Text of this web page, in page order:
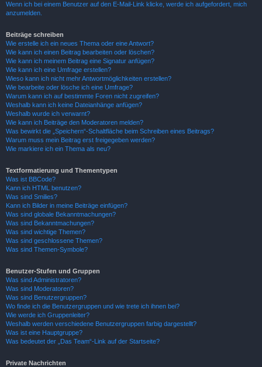
Wenn ich bei einem Benutzer auf den E-Mail-Link klicke, werde ich aufgefordert, mich
anzumelden.
Beiträge schreiben
Wie erstelle ich ein neues Thema oder eine Antwort?
Wie kann ich einen Beitrag bearbeiten oder löschen?
Wie kann ich meinem Beitrag eine Signatur anfügen?
Wie kann ich eine Umfrage erstellen?
Wieso kann ich nicht mehr Antwortmöglichkeiten erstellen?
Wie bearbeite oder lösche ich eine Umfrage?
Warum kann ich auf bestimmte Foren nicht zugreifen?
Weshalb kann ich keine Dateianhänge anfügen?
Weshalb wurde ich verwarnt?
Wie kann ich Beiträge den Moderatoren melden?
Was bewirkt die „Speichern“-Schaltfläche beim Schreiben eines Beitrags?
Warum muss mein Beitrag erst freigegeben werden?
Wie markiere ich ein Thema als neu?
Textformatierung und Thementypen
Was ist BBCode?
Kann ich HTML benutzen?
Was sind Smilies?
Kann ich Bilder in meine Beiträge einfügen?
Was sind globale Bekanntmachungen?
Was sind Bekanntmachungen?
Was sind wichtige Themen?
Was sind geschlossene Themen?
Was sind Themen-Symbole?
Benutzer-Stufen und Gruppen
Was sind Administratoren?
Was sind Moderatoren?
Was sind Benutzergruppen?
Wo finde ich die Benutzergruppen und wie trete ich ihnen bei?
Wie werde ich Gruppenleiter?
Weshalb werden verschiedene Benutzergruppen farbig dargestellt?
Was ist eine Hauptgruppe?
Was bedeutet der „Das Team“-Link auf der Startseite?
Private Nachrichten